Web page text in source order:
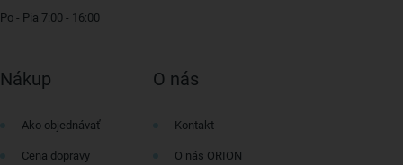
Po - Pia 7:00 - 16:00
Nákup
Ako objednávať
Cena dopravy
O nás
Kontakt
O nás ORION